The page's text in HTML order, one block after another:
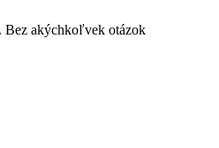
Bez akýchkoľvek otázok